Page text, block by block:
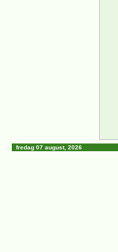
fredag 07 august, 2026